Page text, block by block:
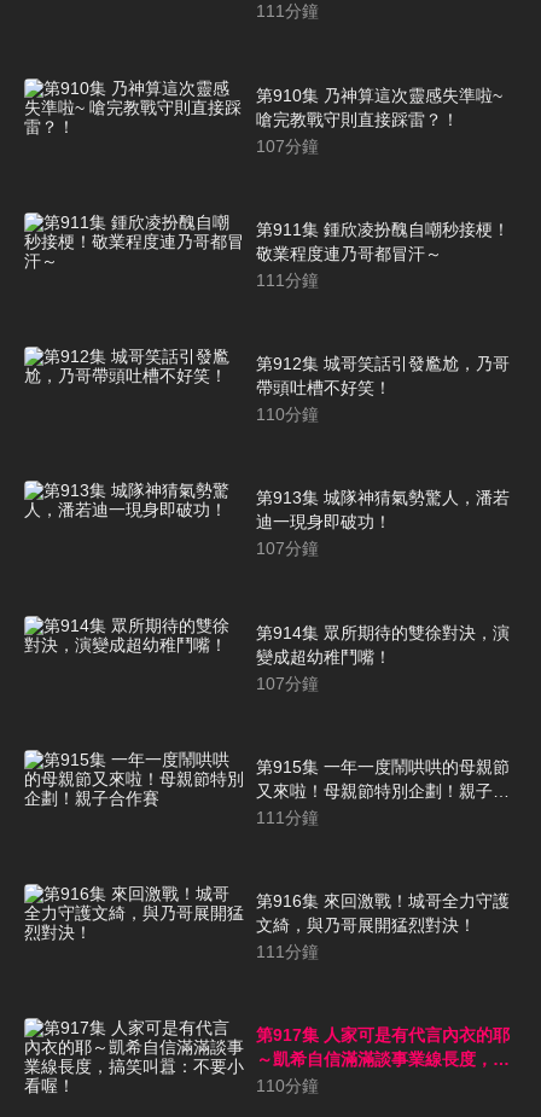
111分鐘
第910集 乃神算這次靈感失準啦~
嗆完教戰守則直接踩雷？！
107分鐘
第911集 鍾欣凌扮醜自嘲秒接梗！
敬業程度連乃哥都冒汗～
111分鐘
第912集 城哥笑話引發尷尬，乃哥
帶頭吐槽不好笑！
110分鐘
第913集 城隊神猜氣勢驚人，潘若
迪一現身即破功！
107分鐘
第914集 眾所期待的雙徐對決，演
變成超幼稚鬥嘴！
107分鐘
第915集 一年一度鬧哄哄的母親節
又來啦！母親節特別企劃！親子合
作賽
111分鐘
第916集 來回激戰！城哥全力守護
文綺，與乃哥展開猛烈對決！
111分鐘
第917集 人家可是有代言內衣的耶
～凱希自信滿滿談事業線長度，搞
笑叫囂：不要小看喔！
110分鐘